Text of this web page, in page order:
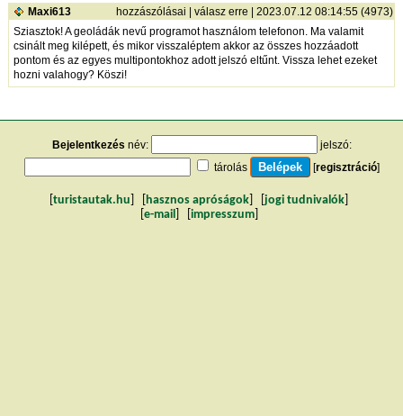
Maxi613 hozzászólásai | válasz erre | 2023.07.12 08:14:55 (4973)
Sziasztok! A geoládák nevű programot használom telefonon. Ma valamit
csinált meg kilépett, és mikor visszaléptem akkor az összes hozzáadott
pontom és az egyes multipontokhoz adott jelszó eltűnt. Vissza lehet ezeket
hozni valahogy? Köszi!
Bejelentkezés név:
jelszó:
tárolás
[regisztráció]
turistautak.hu hasznos apróságok jogi tudnivalók
e-mail impresszum]